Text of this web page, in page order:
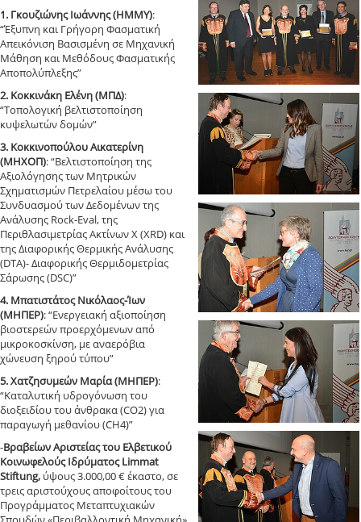
1. Γκουζιώνης Ιωάννης (ΗΜΜΥ):
“Έξυπνη και Γρήγορη Φασματική
Απεικόνιση Βασισμένη σε Μηχανική
Μάθηση και Μεθόδους Φασματικής
Αποπολύπλεξης”
2. Κοκκινάκη Ελένη (ΜΠΔ):
“Τοπολογική βελτιστοποίηση
κυψελωτών δομών”
3. Κοκκινοπούλου Αικατερίνη
(ΜΗΧΟΠ): “Βελτιστοποίηση της
Αξιολόγησης των Μητρικών
Σχηματισμών Πετρελαίου μέσω του
Συνδυασμού των Δεδομένων της
Ανάλυσης Rock-Eval, της
Περιθλασιμετρίας Ακτίνων Χ (XRD) και
της Διαφορικής Θερμικής Ανάλυσης
(DTA)- Διαφορικής Θερμιδομετρίας
Σάρωσης (DSC)”
4. Μπατιστάτος Νικόλαος-Ίων
(ΜΗΠΕΡ): “Ενεργειακή αξιοποίηση
βιοστερεών προερχόμενων από
μικροκοσκίνση, με αναερόβια
χώνευση ξηρού τύπου”
5. Χατζησυμεών Μαρία (ΜΗΠΕΡ):
“Καταλυτική υδρογόνωση του
διοξειδίου του άνθρακα (CO2) για
παραγωγή μεθανίου (CH4)”
-Βραβείων Αριστείας του Ελβετικού
Κοινωφελούς Ιδρύματος Limmat
Stiftung, ύψους 3.000,00 € έκαστο, σε
τρεις αριστούχους αποφοίτους του
Προγράμματος Μεταπτυχιακών